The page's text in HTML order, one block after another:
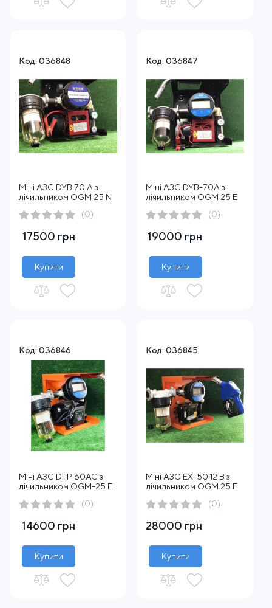
Код: 036848
Міні АЗС DYB 70 A з
лічильником OGM 25 N
(0)
17500 грн
Купити
Код: 036847
Міні АЗС DYB-70A з
лічильником OGM 25 E
(0)
19000 грн
Купити
Код: 036846
Міні АЗС DTP 60AC з
лічильником OGM-25 E
(0)
14600 грн
Купити
Код: 036845
Міні АЗС EX-50 12 В з
лічильником OGM 25 E
(0)
28000 грн
Купити